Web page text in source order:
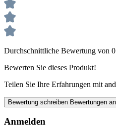
Durchschnittliche Bewertung von
Bewerten Sie dieses Produkt!
Teilen Sie Ihre Erfahrungen mit
Bewertung schreiben Bewertungen
Anmelden